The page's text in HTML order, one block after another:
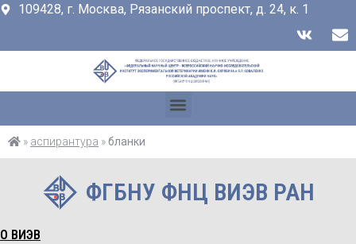
109428, г. Москва, Рязанский проспект, д. 24, к. 1
» аспирантура »бланки
ФГБНУ ФНЦ ВИЭВ РАН
О ВИЭВ